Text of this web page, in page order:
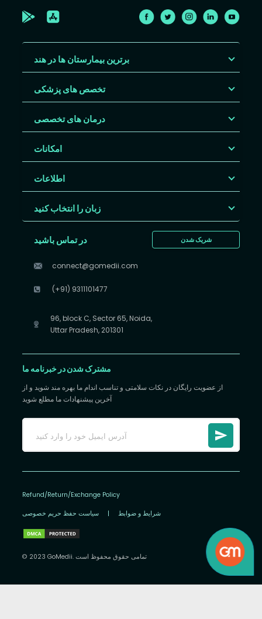
برترین بیمارستان ها در هند
تخصص های پزشکی
درمان های تخصصی
امکانات
اطلاعات
زبان را انتخاب کنید
شریک شدن در تماس باشید
connect@gomedii.com
(+91) 9311101477
96, block C, Sector 65, Noida,
Uttar Pradesh, 201301
مشترک شدن در خبرنامه ما
از عضویت رایگان در نکات سلامتی و تناسب اندام ما بهره مند شوید و از
آخرین پیشنهادات ما مطلع شوید
Refund/Return/Exchange Policy
سیاست حفظ حریم خصوصی | شرایط و ضوابط
© 2023 GoMedii. تمامی حقوق محفوظ است